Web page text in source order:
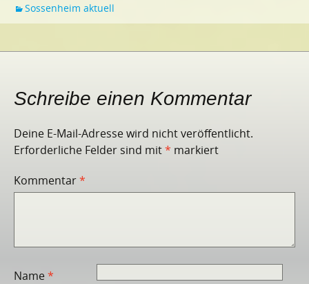
Sossenheim aktuell
Schreibe einen Kommentar
Deine E-Mail-Adresse wird nicht veröffentlicht.
Erforderliche Felder sind mit* markiert
Kommentar*
Name*